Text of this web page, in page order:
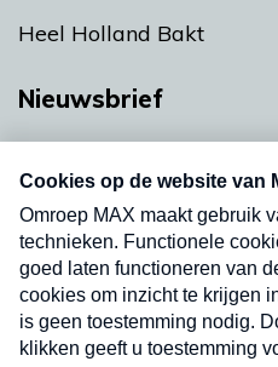
Heel Holland Bakt
Nieuwsbrief
nieuwsbrief. Elke vrijdag-
uw mailbox.